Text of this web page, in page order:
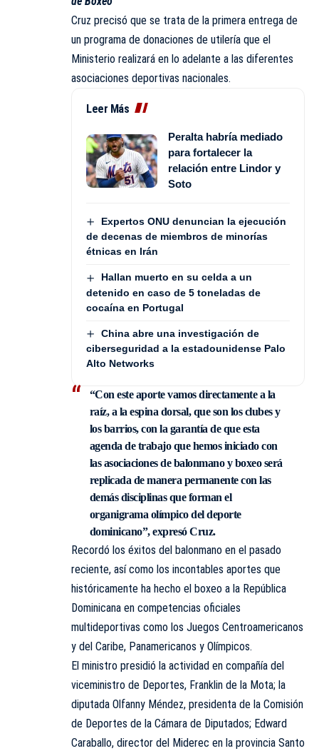
Cruz precisó que se trata de la primera entrega de
un programa de donaciones de utilería que el
Ministerio realizará en lo adelante a las diferentes
asociaciones deportivas nacionales.
Leer Más
Peralta habría mediado
para fortalecer la
relación entre Lindor y
Soto
Expertos ONU denuncian la ejecución
de decenas de miembros de minorías
étnicas en Irán
Hallan muerto en su celda a un
detenido en caso de 5 toneladas de
cocaína en Portugal
China abre una investigación de
ciberseguridad a la estadounidense Palo
Alto Networks
“Con este aporte vamos directamente a la
raíz, a la espina dorsal, que son los clubes y
los barrios, con la garantía de que esta
agenda de trabajo que hemos iniciado con
las asociaciones de balonmano y boxeo será
replicada de manera permanente con las
demás disciplinas que forman el
organigrama olímpico del deporte
dominicano”, expresó Cruz.
Recordó los éxitos del balonmano en el pasado
reciente, así como los incontables aportes que
históricamente ha hecho el boxeo a la República
Dominicana en competencias oficiales
multideportivas como los Juegos Centroamericanos
y del Caribe, Panamericanos y Olímpicos.
El ministro presidió la actividad en compañía del
viceministro de Deportes, Franklin de la Mota; la
diputada Olfanny Méndez, presidenta de la Comisión
de Deportes de la Cámara de Diputados; Edward
Caraballo, director del Miderec en la provincia Santo